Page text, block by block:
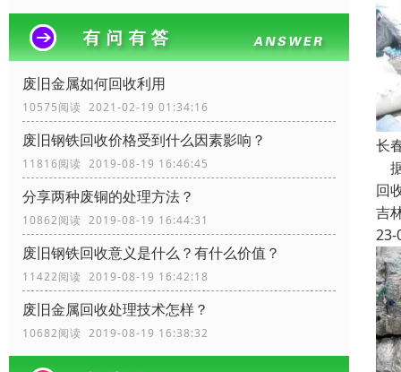
废旧金属如何回收利用
10575阅读 2021-02-19 01:34:16
废旧钢铁回收价格受到什么因素影响？
11816阅读 2019-08-19 16:46:45
分享两种废铜的处理方法？
10862阅读 2019-08-19 16:44:31
废旧钢铁回收​意义是什么？有什么价值？
11422阅读 2019-08-19 16:42:18
废旧金属回收处理技术怎样？
10682阅读 2019-08-19 16:38:32
长
回
吉
23-